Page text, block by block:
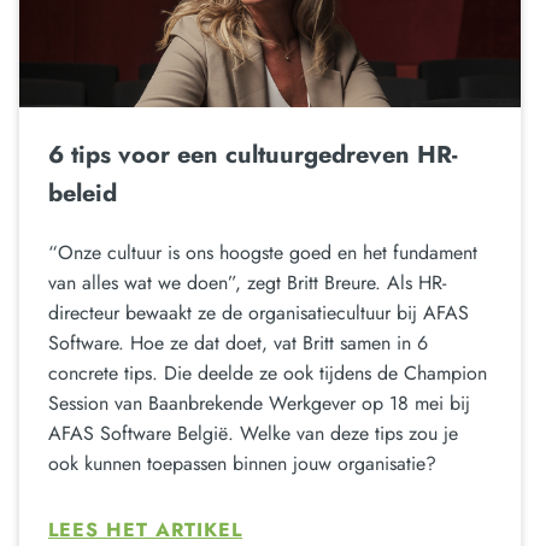
6 tips voor een cultuurgedreven HR-
beleid
“Onze cultuur is ons hoogste goed en het fundament
van alles wat we doen”, zegt Britt Breure. Als HR-
directeur bewaakt ze de organisatiecultuur bij AFAS
Software. Hoe ze dat doet, vat Britt samen in 6
concrete tips. Die deelde ze ook tijdens de Champion
Session van Baanbrekende Werkgever op 18 mei bij
AFAS Software België. Welke van deze tips zou je
ook kunnen toepassen binnen jouw organisatie?
LEES HET ARTIKEL